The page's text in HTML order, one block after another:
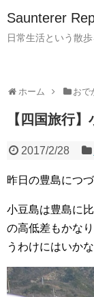
Saunterer
日常生活という散
ホーム おで
【四国旅行
2017/2/28
昨日の豊島につ
小豆島は豊島に
の高低差もかな
うわけにはいか